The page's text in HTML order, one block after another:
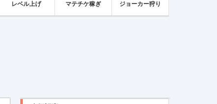
レベル上げ マテチケ稼ぎ ジョーカー狩り